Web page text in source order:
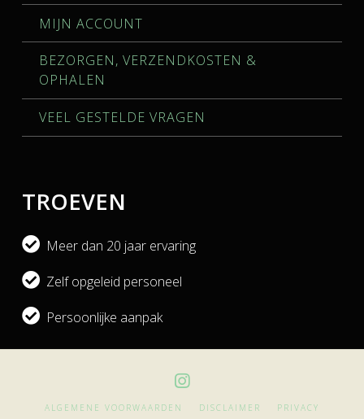
MIJN ACCOUNT
BEZORGEN, VERZENDKOSTEN &
OPHALEN
VEEL GESTELDE VRAGEN
TROEVEN
Meer dan 20 jaar ervaring
Zelf opgeleid personeel
Persoonlijke aanpak
ALGEMENE VOORWAARDEN DISCLAIMER
PRIVACY